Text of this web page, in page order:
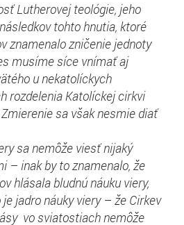
Lutherovej teológie, jeho
tohto hnutia, ktoré
znamenalo zničenie jednoty
musíme síce vnímať aj
u nekatolíckych
rozdelenia Katolíckej cirkvi
sa však nesmie diať
sa nemôže viesť nijaký
– inak by to znamenalo, že
hlásala bludnú náuku viery,
jadro náuky viery – že Cirkev
vo sviatostiach nemôže